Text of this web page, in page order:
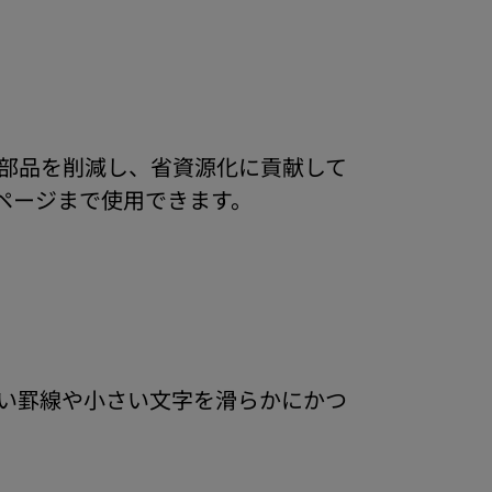
品を削減し、省資源化に貢献して
ジまで使用できます。
線や小さい文字を滑らかにかつ